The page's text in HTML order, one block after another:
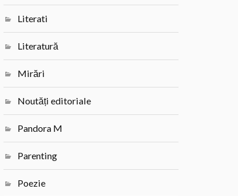
Literati
Literatură
Mirări
Noutăți editoriale
Pandora M
Parenting
Poezie